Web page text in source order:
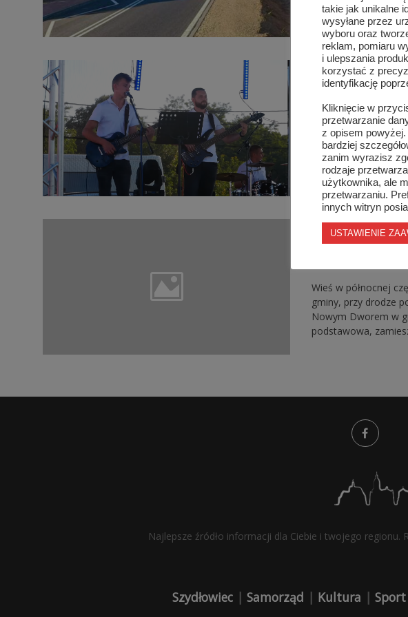
I Festiwal
7 sierpnia na placu i
zabawa podczas I
przez sołtys
Mirówek
Wieś w północnej
gminy, przy drodze
Nowym Dworem w
podstawowa,
Najlepsze źródło informacji dla Ciebie i twojego
Szydłowiec | Samorząd | Kultura | Sport
takie jak unikalne
wysyłane przez
wyboru oraz
reklam, pomiaru
i ulepszania
korzystać z
identyfikację
Kliknięcie w
przetwarzanie
z opisem
bardziej
zanim wyrazisz
rodzaje
użytkownika, ale
przetwarzaniu.
innych witryn
USTAWIENIE